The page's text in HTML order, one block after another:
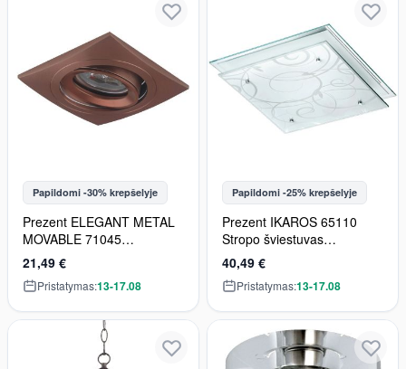
Papildomi -30% krepšelyje
Prezent ELEGANT METAL
MOVABLE 71045
Įmontuojamas apšvietimas
1x50W/GU10 IP20
21,49 €
Pristatymas:13-17.08
Papildomi -25% krepšelyje
Prezent IKAROS 65110
Stropo šviestuvas
3x60w/e27 ip21
40,49 €
Pristatymas:13-17.08